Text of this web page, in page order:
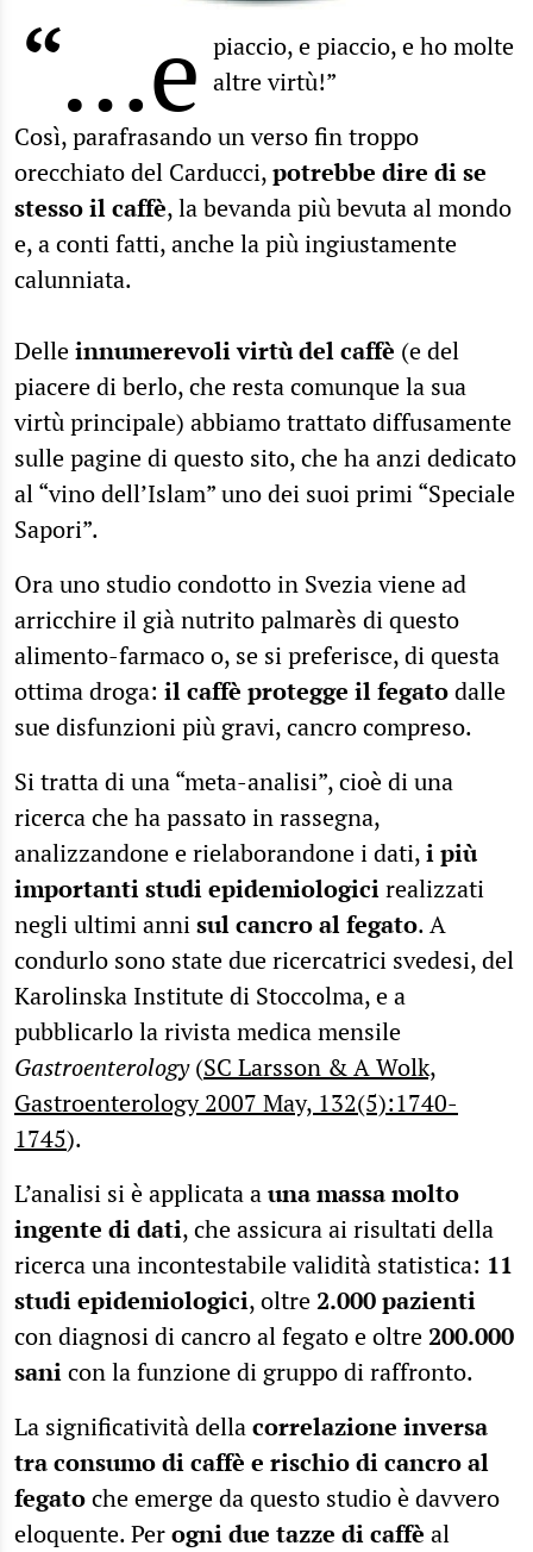
“…e piaccio, e piaccio, e ho molte
altre virtù!”
Così, parafrasando un verso fin troppo
orecchiato del Carducci,potrebbe dire di se
stesso il caffè, la bevanda più bevuta al mondo
e, a conti fatti, anche la più ingiustamente
calunniata.
Delleinnumerevoli virtù del caffè (e del
piacere di berlo, che resta comunque la sua
virtù principale) abbiamo trattato diffusamente
sulle pagine di questo sito, che ha anzi dedicato
al “vino dell’Islam” uno dei suoi primi “Speciale
Sapori”.
Ora uno studio condotto in Svezia viene ad
arricchire il già nutrito palmarès di questo
alimento-farmaco o, se si preferisce, di questa
ottima droga: il caffè protegge il fegatodalle
sue disfunzioni più gravi, cancro compreso.
Si tratta di una “meta-analisi”, cioè di una
ricerca che ha passato in rassegna,
analizzandone e rielaborandone i dati,i più
importanti studi epidemiologicirealizzati
negli ultimi annisul cancro al fegato. A
condurlo sono state due ricercatrici svedesi, del
Karolinska Institute di Stoccolma, e a
pubblicarlo la rivista medica mensile
Gastroenterology(SC Larsson & A Wolk,
Gastroenterology 2007 May, 132(5):1740-
1745).
L’analisi si è applicata auna massa molto
ingente di dati, che assicura ai risultati della
ricerca una incontestabile validità statistica: 11
studi epidemiologici, oltre2.000 pazienti
con diagnosi di cancro al fegato e oltre200.000
sanicon la funzione di gruppo di raffronto.
La significatività dellacorrelazione inversa
tra consumo di caffè e rischio di cancro al
fegatoche emerge da questo studio è davvero
eloquente. Perogni due tazze di caffè al